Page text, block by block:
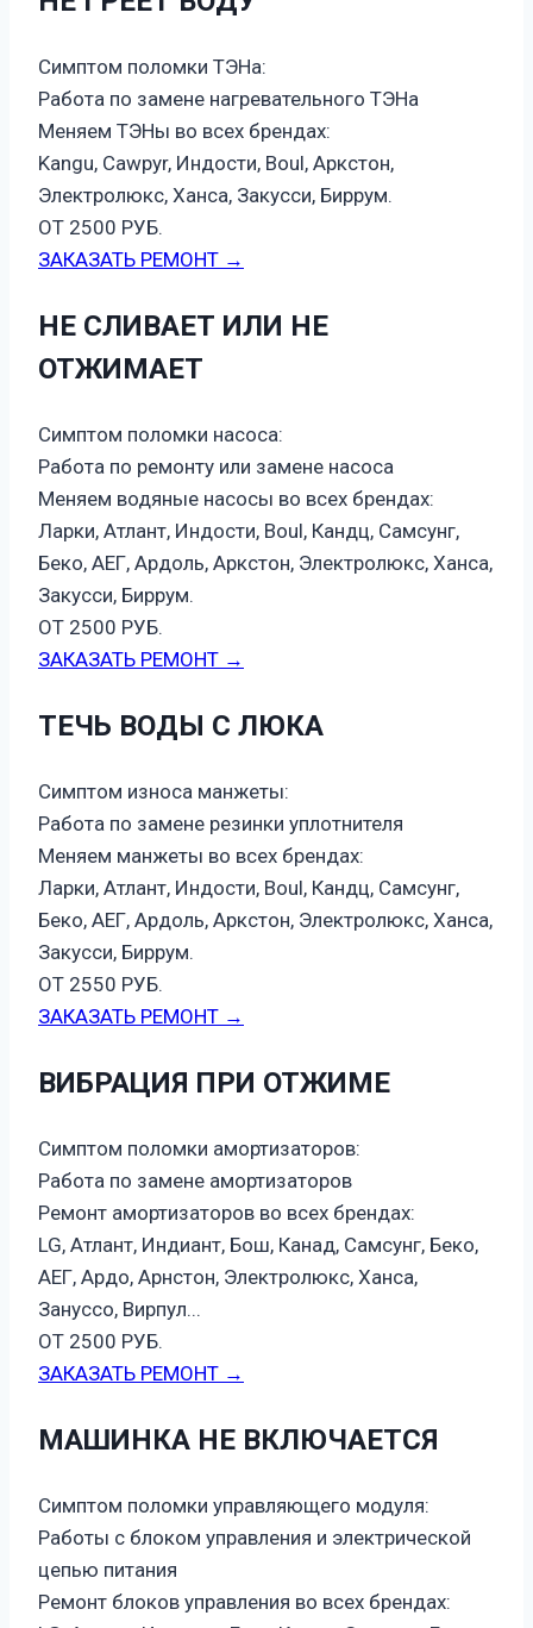
Симптом поломки ТЭНа:
Работа по замене нагревательного ТЭНа
Меняем ТЭНы во всех брендах:
Kangu, Cawpyr, Индости, Boul, Аркстон,
Электролюкс, Ханса, Закусси, Биррум.
ОТ 2500 РУБ.
ЗАКАЗАТЬ РЕМОНТ →
НЕ СЛИВАЕТ ИЛИ НЕ
ОТЖИМАЕТ
Симптом поломки насоса:
Работа по ремонту или замене насоса
Меняем водяные насосы во всех брендах:
Ларки, Атлант, Индости, Boul, Кандц, Самсунг,
Беко, АЕГ, Ардоль, Аркстон, Электролюкс, Ханса,
Закусси, Биррум.
ОТ 2500 РУБ.
ЗАКАЗАТЬ РЕМОНТ →
ТЕЧЬ ВОДЫ С ЛЮКА
Симптом износа манжеты:
Работа по замене резинки уплотнителя
Меняем манжеты во всех брендах:
Ларки, Атлант, Индости, Boul, Кандц, Самсунг,
Беко, АЕГ, Ардоль, Аркстон, Электролюкс, Ханса,
Закусси, Биррум.
ОТ 2550 РУБ.
ЗАКАЗАТЬ РЕМОНТ →
ВИБРАЦИЯ ПРИ ОТЖИМЕ
Симптом поломки амортизаторов:
Работа по замене амортизаторов
Ремонт амортизаторов во всех брендах:
LG, Атлант, Индиант, Бош, Канад, Самсунг, Беко,
АЕГ, Ардо, Арнстон, Электролюкс, Ханса,
Зануссо, Вирпул...
ОТ 2500 РУБ.
ЗАКАЗАТЬ РЕМОНТ →
МАШИНКА НЕ ВКЛЮЧАЕТСЯ
Симптом поломки управляющего модуля:
Работы с блоком управления и электрической
цепью питания
Ремонт блоков управления во всех брендах: